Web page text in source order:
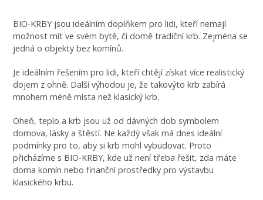
BIO-KRBY jsou ideálním doplňkem pro lidi, kteří nemají
možnost mít ve svém bytě, či domě tradiční krb. Zejména se
jedná o objekty bez komínů.
Je ideálním řešením pro lidi, kteří chtějí získat více realistický
dojem z ohně. Další výhodou je, že takovýto krb zabírá
mnohem méně místa než klasický krb.
Oheň, teplo a krb jsou už od dávných dob symbolem
domova, lásky a štěstí. Ne každý však má dnes ideální
podmínky pro to, aby si krb mohl vybudovat. Proto
přicházíme s BIO-KRBY, kde už není třeba řešit, zda máte
doma komín nebo finanční prostředky pro výstavbu
klasického krbu.